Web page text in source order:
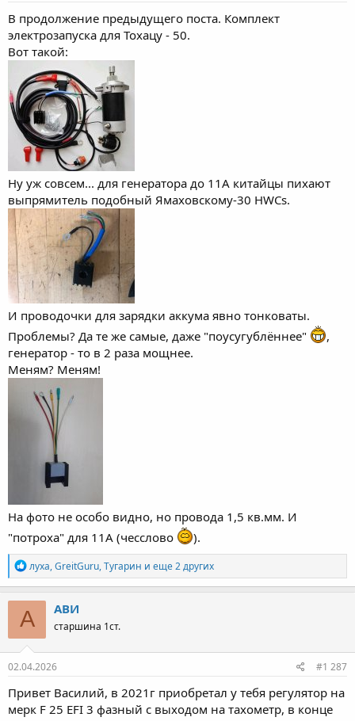
В продолжение предыдущего поста. Комплект
электрозапуска для Тохацу - 50.
Вот такой:
Ну уж совсем... для генератора до 11А китайцы пихают
выпрямитель подобный Ямаховскому-30 HWCs.
И проводочки для зарядки аккума явно тонковаты.
Проблемы? Да те же самые, даже "поусугублённее"
,
генератор - то в 2 раза мощнее.
Меням? Меням!
На фото не особо видно, но провода 1,5 кв.мм. И
"потроха" для 11А (чесслово
).
Р
е
а
к
ц
и
и
:
луха,GreitGuru,Тугарин и еще 2 других
А АВИ
старшина 1ст.
02.04.2026 #1 287
Привет Василий, в 2021г приобретал у тебя регулятор на
мерк F 25 EFI 3 фазный с выходом на тахометр, в конце